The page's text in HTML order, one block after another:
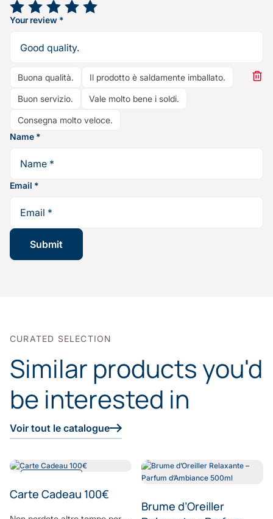
Your rating*
Your review *
Buona qualità. Il prodotto è saldamente imballato.
Buon servizio. Vale molto bene i soldi.
Consegna molto veloce.
Name *
Email *
CURATED SELECTION
Similar products you'd
be interested in
Voir tout le catalogue
Carte Cadeau 100€
Brume d’Oreiller